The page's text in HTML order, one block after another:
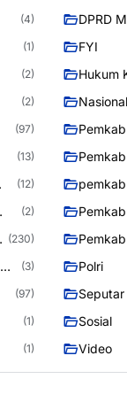
(4)
DPRD
(1) FYI
(2) Hukum
(2) Nasional
(97)
(13)
(12)
(2)
(230)
(3) Polri
(97)
(1) Sosial
(1) Video